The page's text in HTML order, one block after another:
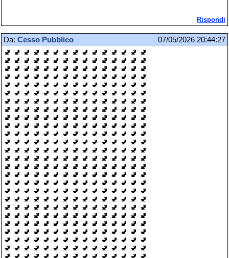
Rispondi
Da: Cesso Pubblico
07/05/2026 20:44:27
🚽 🚽 🚽 🚽 🚽 🚽 🚽 🚽 🚽 🚽 🚽 🚽 🚽 🚽 🚽
🚽 🚽 🚽 🚽 🚽 🚽 🚽 🚽 🚽 🚽 🚽 🚽 🚽 🚽 🚽
🚽 🚽 🚽 🚽 🚽 🚽 🚽 🚽 🚽 🚽 🚽 🚽 🚽 🚽 🚽
🚽 🚽 🚽 🚽 🚽 🚽 🚽 🚽 🚽 🚽 🚽 🚽 🚽 🚽 🚽
🚽 🚽 🚽 🚽 🚽 🚽 🚽 🚽 🚽 🚽 🚽 🚽 🚽 🚽 🚽
🚽 🚽 🚽 🚽 🚽 🚽 🚽 🚽 🚽 🚽 🚽 🚽 🚽 🚽 🚽
🚽 🚽 🚽 🚽 🚽 🚽 🚽 🚽 🚽 🚽 🚽 🚽 🚽 🚽 🚽
🚽 🚽 🚽 🚽 🚽 🚽 🚽 🚽 🚽 🚽 🚽 🚽 🚽 🚽 🚽
🚽 🚽 🚽 🚽 🚽 🚽 🚽 🚽 🚽 🚽 🚽 🚽 🚽 🚽 🚽
🚽 🚽 🚽 🚽 🚽 🚽 🚽 🚽 🚽 🚽 🚽 🚽 🚽 🚽 🚽
🚽 🚽 🚽 🚽 🚽 🚽 🚽 🚽 🚽 🚽 🚽 🚽 🚽 🚽 🚽
🚽 🚽 🚽 🚽 🚽 🚽 🚽 🚽 🚽 🚽 🚽 🚽 🚽 🚽 🚽
🚽 🚽 🚽 🚽 🚽 🚽 🚽 🚽 🚽 🚽 🚽 🚽 🚽 🚽 🚽
🚽 🚽 🚽 🚽 🚽 🚽 🚽 🚽 🚽 🚽 🚽 🚽 🚽 🚽 🚽
🚽 🚽 🚽 🚽 🚽 🚽 🚽 🚽 🚽 🚽 🚽 🚽 🚽 🚽 🚽
🚽 🚽 🚽 🚽 🚽 🚽 🚽 🚽 🚽 🚽 🚽 🚽 🚽 🚽 🚽
🚽 🚽 🚽 🚽 🚽 🚽 🚽 🚽 🚽 🚽 🚽 🚽 🚽 🚽 🚽
🚽 🚽 🚽 🚽 🚽 🚽 🚽 🚽 🚽 🚽 🚽 🚽 🚽 🚽 🚽
🚽 🚽 🚽 🚽 🚽 🚽 🚽 🚽 🚽 🚽 🚽 🚽 🚽 🚽 🚽
🚽 🚽 🚽 🚽 🚽 🚽 🚽 🚽 🚽 🚽 🚽 🚽 🚽 🚽 🚽
🚽 🚽 🚽 🚽 🚽 🚽 🚽 🚽 🚽 🚽 🚽 🚽 🚽 🚽 🚽
🚽 🚽 🚽 🚽 🚽 🚽 🚽 🚽 🚽 🚽 🚽 🚽 🚽 🚽 🚽
🚽 🚽 🚽 🚽 🚽 🚽 🚽 🚽 🚽 🚽 🚽 🚽 🚽 🚽 🚽
🚽 🚽 🚽 🚽 🚽 🚽 🚽 🚽 🚽 🚽 🚽 🚽 🚽 🚽 🚽
🚽 🚽 🚽 🚽 🚽 🚽 🚽 🚽 🚽 🚽 🚽 🚽 🚽 🚽 🚽
🚽 🚽 🚽 🚽 🚽 🚽 🚽 🚽 🚽 🚽 🚽 🚽 🚽 🚽 🚽